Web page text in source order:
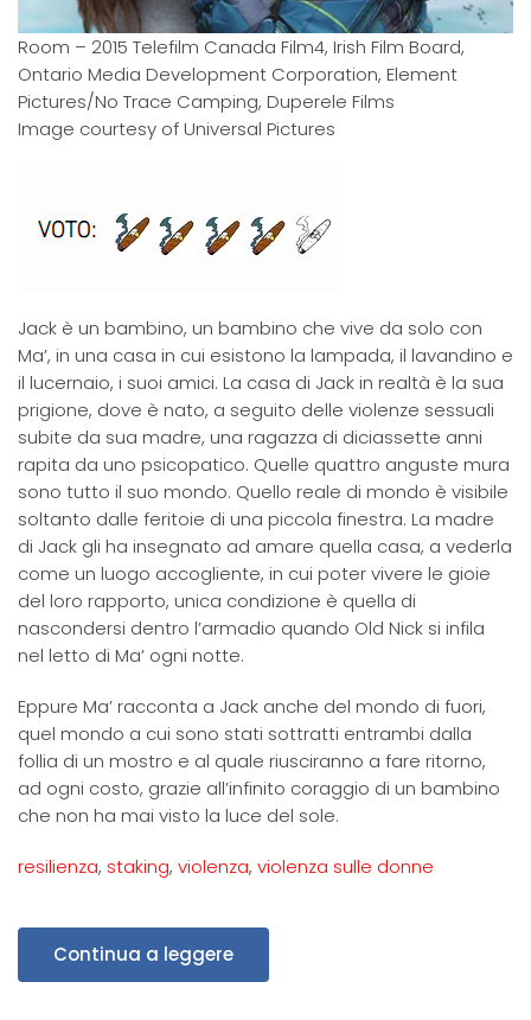
Room – 2015 Telefilm Canada Film4, Irish Film Board,
Ontario Media Development Corporation, Element
Pictures/No Trace Camping, Duperele Films
Image courtesy of Universal Pictures
Jack è un bambino, un bambino che vive da solo con
Ma’, in una casa in cui esistono la lampada, il lavandino e
il lucernaio, i suoi amici. La casa di Jack in realtà è la sua
prigione, dove è nato, a seguito delle violenze sessuali
subite da sua madre, una ragazza di diciassette anni
rapita da uno psicopatico. Quelle quattro anguste mura
sono tutto il suo mondo. Quello reale di mondo è visibile
soltanto dalle feritoie di una piccola finestra. La madre
di Jack gli ha insegnato ad amare quella casa, a vederla
come un luogo accogliente, in cui poter vivere le gioie
del loro rapporto, unica condizione è quella di
nascondersi dentro l’armadio quando Old Nick si infila
nel letto di Ma’ ogni notte.
Eppure Ma’ racconta a Jack anche del mondo di fuori,
quel mondo a cui sono stati sottratti entrambi dalla
follia di un mostro e al quale riusciranno a fare ritorno,
ad ogni costo, grazie all’infinito coraggio di un bambino
che non ha mai visto la luce del sole.
resilienza, staking, violenza, violenza sulle donne
Continua a leggere